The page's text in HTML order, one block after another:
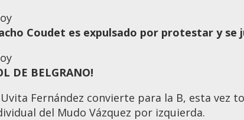
Coudet es expulsado por protestar y
DE BELGRANO!
Fernández convierte para la B, esta vez
del Mudo Vázquez por izquierda.